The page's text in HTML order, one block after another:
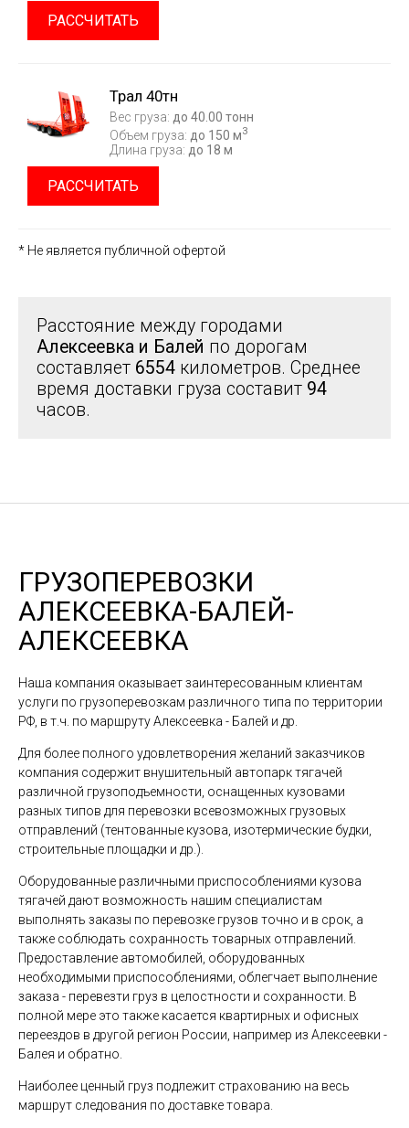
РАССЧИТАТЬ
Трал 40тн
Вес груза: до 40.00 тонн
Объем груза: до 150 м3
Длина груза: до 18 м
РАССЧИТАТЬ
* Не является публичной офертой
Расстояние между городами
Алексеевка и Балей по дорогам
составляет 6554 километров. Среднее
время доставки груза составит 94
часов.
ГРУЗОПЕРЕВОЗКИ
АЛЕКСЕЕВКА-БАЛЕЙ-
АЛЕКСЕЕВКА
Наша компания оказывает заинтересованным клиентам
услуги по грузоперевозкам различного типа по территории
РФ, в т.ч. по маршруту Алексеевка - Балей и др.
Для более полного удовлетворения желаний заказчиков
компания содержит внушительный автопарк тягачей
различной грузоподъемности, оснащенных кузовами
разных типов для перевозки всевозможных грузовых
отправлений (тентованные кузова, изотермические будки,
строительные площадки и др.).
Оборудованные различными приспособлениями кузова
тягачей дают возможность нашим специалистам
выполнять заказы по перевозке грузов точно и в срок, а
также соблюдать сохранность товарных отправлений.
Предоставление автомобилей, оборудованных
необходимыми приспособлениями, облегчает выполнение
заказа - перевезти груз в целостности и сохранности. В
полной мере это также касается квартирных и офисных
переездов в другой регион России, например из Алексеевки -
Балея и обратно.
Наиболее ценный груз подлежит страхованию на весь
маршрут следования по доставке товара.